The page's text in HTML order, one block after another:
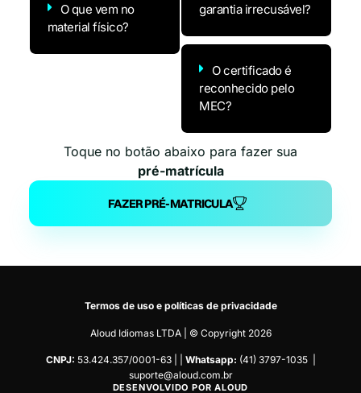
O que vem no
material físico?
garantia irrecusável?
O certificado é
reconhecido pelo
MEC?
Toque no botão abaixo para fazer sua
pré-matrícula
FAZER PRÉ-MATRICULA
Termos de usoe políticas de privacidade
Aloud Idiomas LTDA | © Copyright 2026
CNPJ: 53.424.357/0001-63 | | Whatsapp: (41) 3797-1035 |
suporte@aloud.com.br
DESENVOLVIDO POR ALOUD